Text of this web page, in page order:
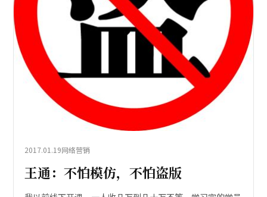
2017.01.19网络营销
王通：不怕模仿，不怕盗版